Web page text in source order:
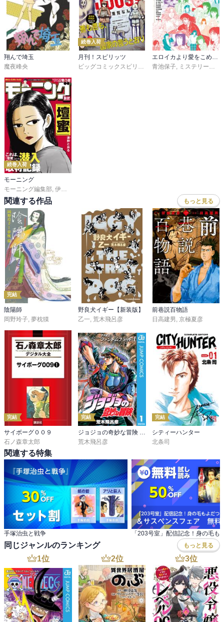
翔んで埼玉
魔夜峰央
続巻入荷
月刊！スピリッツ
ビッグコミックスピリッツ編集部
エロイカより愛をこめてに愛をこめて！！
青池保子, ミステリーボニータ編集部
続巻入荷
モーニング
モーニング編集部 伊咲智太
関連する作品 もっと見る
完結
陰陽師
岡野玲子, 夢枕獏
野良犬イギー【新装版】
乙一, 荒木飛呂彦
前巷説百物語
日高建男, 京極夏彦
完結
サイボーグ００９
石ノ森章太郎
完結
荒木飛呂彦
完結
シティーハンター
北条司
関連する特集
手塚治虫と戦争
同じジャンルのランキング もっと見る
1位 2位 3位